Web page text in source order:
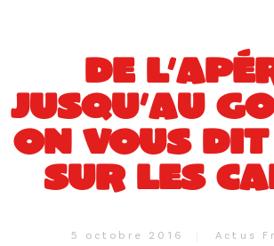
DE
JUSQU’AU
ON VOUS
SUR LES
5 octobre 2016 Actus